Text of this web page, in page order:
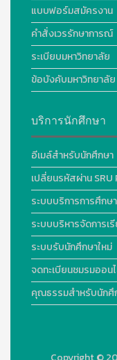
แบบฟอร์มสมัครงาน
คำสั่งเวรรักษาการณ์
ระเบียบมหาวิทยาลัย
ข้อบังคับมหาวิทยาลัย
บริการนักศึกษา
อีเมล์สำหรับนักศึกษา
เปลี่ยนรหัสผ่าน
ระบบบริการการศึกษา
ระบบบริหารจัดการเ
ระบบรับนักศึกษาใหม่
จดทะเบียนชมรมออน
คุณธรรมสำหรับนักศึ